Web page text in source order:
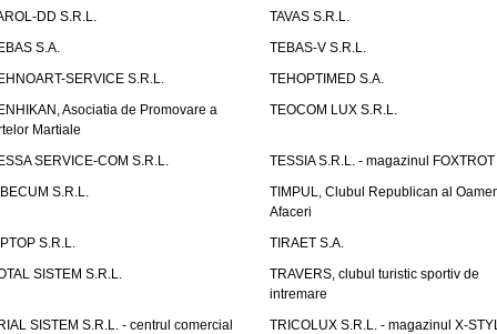
DD S.R.L.
TAVAS S.R.L.
S.A.
TEBAS-V S.R.L.
SERVICE S.R.L.
TEHOPTIMED S.A.
Asociatia de Promovare a
Martiale
TEOCOM LUX S.R.L.
SERVICE-COM S.R.L.
TESSIA S.R.L. - magazinul FOXTROT
S.R.L.
TIMPUL, Clubul Republican al
Afaceri
S.R.L.
TIRAET S.A.
SISTEM S.R.L.
TRAVERS, clubul turistic sportiv de
intremare
SISTEM S.R.L. - centrul comercial
TRICOLUX S.R.L. - magazinul X-